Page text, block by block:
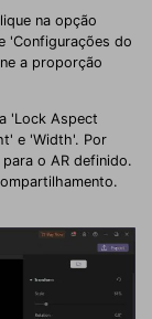
na opção
'Configurações do
a proporção
'Lock Aspect
e 'Width'. Por
o AR definido.